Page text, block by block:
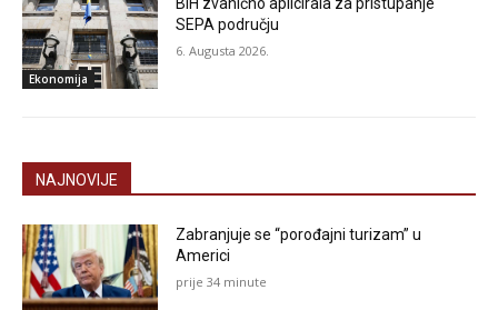
Ekonomija
BiH zvanično aplicirala za pristupanje
SEPA području
6. Augusta 2026.
NAJNOVIJE
Zabranjuje se “porođajni turizam” u
Americi
prije 34 minute